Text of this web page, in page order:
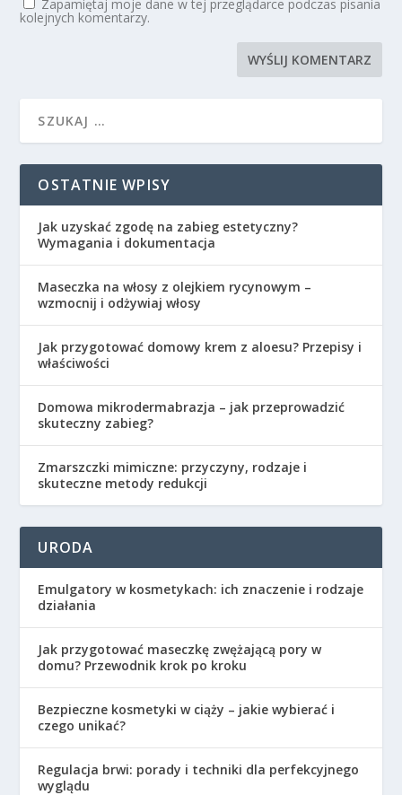
Zapamiętaj moje dane w tej przeglądarce podczas pisania
kolejnych komentarzy.
OSTATNIE WPISY
Jak uzyskać zgodę na zabieg estetyczny?
Wymagania i dokumentacja
Maseczka na włosy z olejkiem rycynowym –
wzmocnij i odżywiaj włosy
Jak przygotować domowy krem z aloesu? Przepisy i
właściwości
Domowa mikrodermabrazja – jak przeprowadzić
skuteczny zabieg?
Zmarszczki mimiczne: przyczyny, rodzaje i
skuteczne metody redukcji
URODA
Emulgatory w kosmetykach: ich znaczenie i rodzaje
działania
Jak przygotować maseczkę zwężającą pory w
domu? Przewodnik krok po kroku
Bezpieczne kosmetyki w ciąży – jakie wybierać i
czego unikać?
Regulacja brwi: porady i techniki dla perfekcyjnego
wyglądu